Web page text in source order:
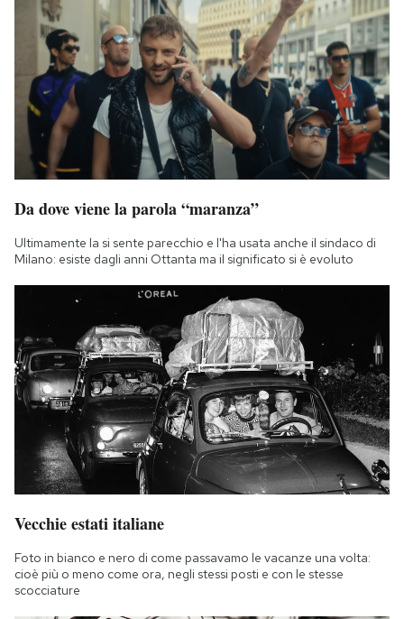
Da dove viene la parola “maranza”
Ultimamente la si sente parecchio e l'ha usata anche il sindaco di
Milano: esiste dagli anni Ottanta ma il significato si è evoluto
Vecchie estati italiane
Foto in bianco e nero di come passavamo le vacanze una volta:
cioè più o meno come ora, negli stessi posti e con le stesse
scocciature